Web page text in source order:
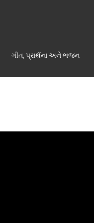
ગીત, પ્રાર્થના અને ભજન